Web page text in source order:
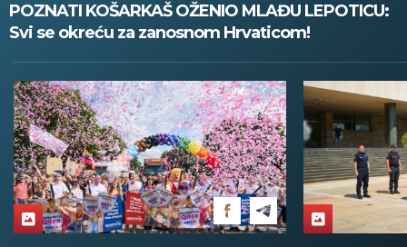
POZNATI KOŠARKAŠ OŽENIO MLAĐU LEPOTICU:
Svi se okreću za zanosnom Hrvaticom!